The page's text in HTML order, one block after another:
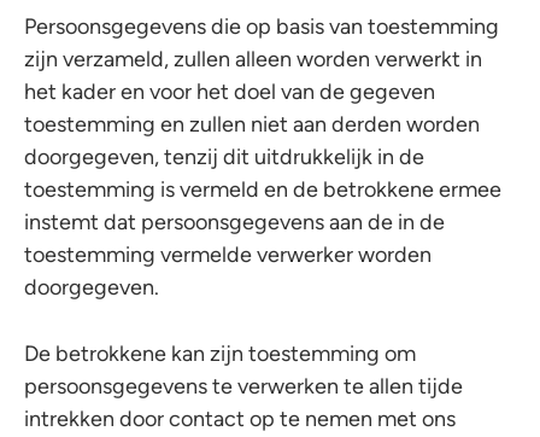
Persoonsgegevens die op basis van toestemming
zijn verzameld, zullen alleen worden verwerkt in
het kader en voor het doel van de gegeven
toestemming en zullen niet aan derden worden
doorgegeven, tenzij dit uitdrukkelijk in de
toestemming is vermeld en de betrokkene ermee
instemt dat persoonsgegevens aan de in de
toestemming vermelde verwerker worden
doorgegeven.
De betrokkene kan zijn toestemming om
persoonsgegevens te verwerken te allen tijde
intrekken door contact op te nemen met ons